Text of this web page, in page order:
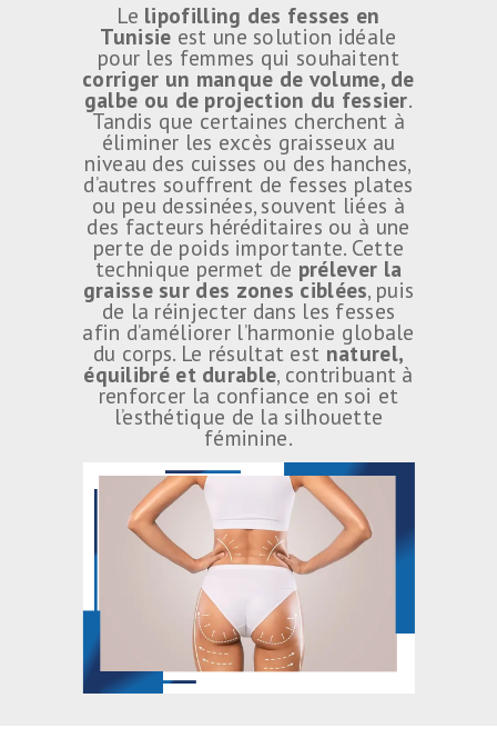
Le lipofilling des fesses en
Tunisie est une solution idéale
pour les femmes qui souhaitent
corriger un manque de volume, de
galbe ou de projection du fessier.
Tandis que certaines cherchent à
éliminer les excès graisseux au
niveau des cuisses ou des hanches,
d’autres souffrent de fesses plates
ou peu dessinées, souvent liées à
des facteurs héréditaires ou à une
perte de poids importante. Cette
technique permet de prélever la
graisse sur des zones ciblées, puis
de la réinjecter dans les fesses
afin d’améliorer l’harmonie globale
du corps. Le résultat est naturel,
équilibré et durable, contribuant à
renforcer la confiance en soi et
l’esthétique de la silhouette
féminine.